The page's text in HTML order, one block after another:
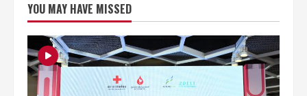
หนุ่ม
‘Why
Don’t
We’
ประกาศ
ทัวร์
เอเชีย
ครั้ง
แรก
YOU MAY HAVE MISSED